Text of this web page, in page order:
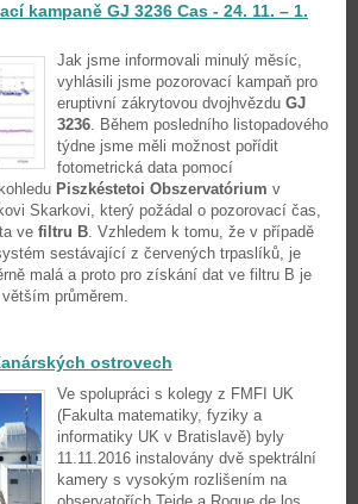
kampaně GJ 3236 Cas - 24. 11. – 1.
Jak jsme informovali minulý měsíc,
vyhlásili jsme pozorovací kampaň pro
eruptivní zákrytovou dvojhvězdu GJ
3236. Během posledního listopadového
týdne jsme měli možnost pořídit
fotometrická data pomocí
Piszkéstetoi Obszervatórium v
Skarkovi, který požádal o pozorovací čas,
ve filtru B. Vzhledem k tomu, že v případě
sestávající z červených trpaslíků, je
malá a proto pro získání dat ve filtru B je
průměrem.
ostrovech
Ve spolupráci s kolegy z FMFI UK
(Fakulta matematiky, fyziky a
informatiky UK v Bratislavě) byly
11.11.2016 instalovány dvě spektrální
kamery s vysokým rozlišením na